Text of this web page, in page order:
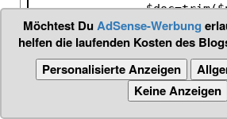
$doc=trim(
>getDocComment());
if(!preg_match("/
{
$prop-
Möchtest DuAdSense-Werbung
helfen die laufenden Kosten des
Personalisierte Anzeigen
Keine Anzeigen